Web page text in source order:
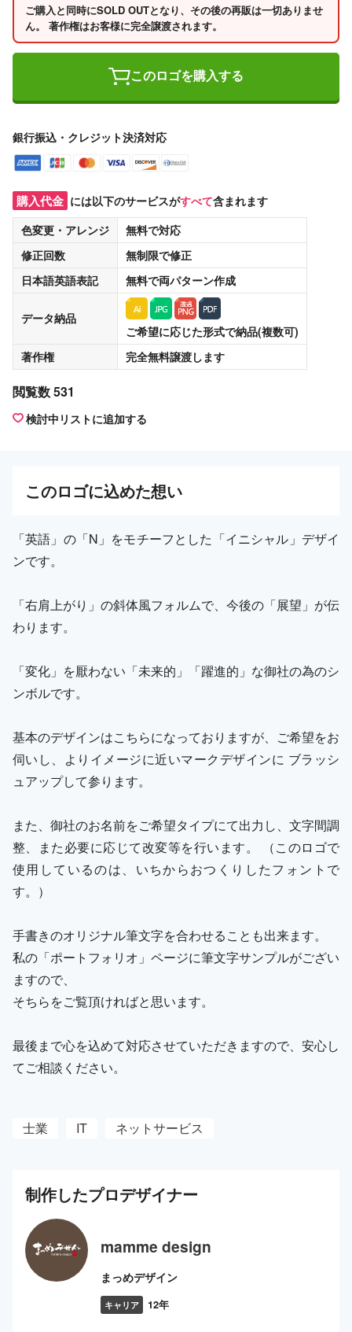
ご購入と同時にSOLD OUTとなり、その後の再販は一切ありませ
ん。 著作権はお客様に完全譲渡されます。
このロゴを購入する
銀行振込・クレジット決済対応
購入代金 には以下のサービスがすべて含まれます
色変更・アレンジ
無料で対応
修正回数
無制限で修正
日本語英語表記
無料で両パターン作成
データ納品
ご希望に応じた形式で納品(複数可)
著作権
完全無料譲渡します
閲覧数 531
検討中リストに追加する
このロゴに込めた想い
「英語」の「N」をモチーフとした「イニシャル」デザイ
ンです。
「右肩上がり」の斜体風フォルムで、今後の「展望」が伝
わります。
「変化」を厭わない「未来的」「躍進的」な御社の為のシ
ンボルです。
基本のデザインはこちらになっておりますが、ご希望をお
伺いし、よりイメージに近いマークデザインに ブラッシ
ュアップして参ります。
また、御社のお名前をご希望タイプにて出力し、文字間調
整、また必要に応じて改変等を行います。 （このロゴで
使用しているのは、いちからおつくりしたフォントで
す。）
手書きのオリジナル筆文字を合わせることも出来ます。
私の「ポートフォリオ」ページに筆文字サンプルがござい
ますので、
そちらをご覧頂ければと思います。
最後まで心を込めて対応させていただきますので、安心し
てご相談ください。
士業 IT ネットサービス
制作したプロデザイナー
mamme design
まっめデザイン
キャリア 12年